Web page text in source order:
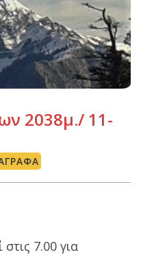
2038μ./ 11-
7.00 για